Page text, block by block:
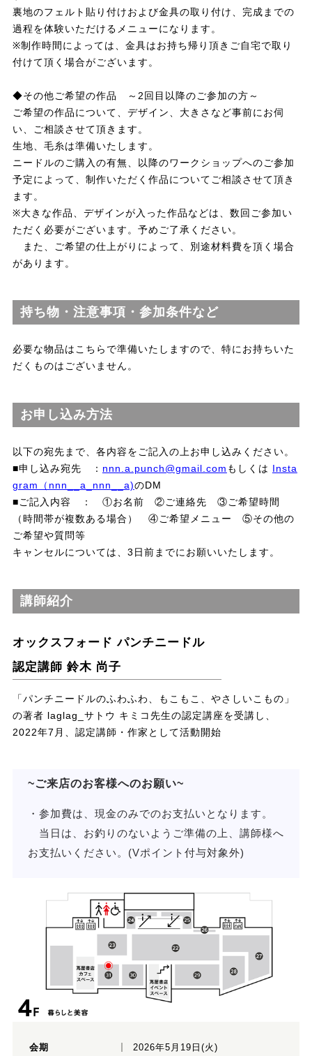
裏地のフェルト貼り付けおよび金具の取り付け、完成までの
過程を体験いただけるメニューになります。
※制作時間によっては、金具はお持ち帰り頂きご自宅で取り
付けて頂く場合がございます。
◆その他ご希望の作品 ～2回目以降のご参加の方～
ご希望の作品について、デザイン、大きさなど事前にお伺
い、ご相談させて頂きます。
生地、毛糸は準備いたします。
ニードルのご購入の有無、以降のワークショップへのご参加
予定によって、制作いただく作品についてご相談させて頂き
ます。
※大きな作品、デザインが入った作品などは、数回ご参加い
ただく必要がございます。予めご了承ください。
また、ご希望の仕上がりによって、別途材料費を頂く場合
があります。
持ち物・注意事項・参加条件など
必要な物品はこちらで準備いたしますので、特にお持ちいた
だくものはございません。
お申し込み方法
以下の宛先まで、各内容をご記入の上お申し込みください。
■申し込み宛先 ： nnn.a.punch@gmail.com もしくは
Insta
gram（nnn__a_nnn__a)のDM
■ご記入内容 ： ①お名前 ②ご連絡先 ③ご希望時間
（時間帯が複数ある場合） ④ご希望メニュー ⑤その他の
ご希望や質問等
キャンセルについては、3日前までにお願いいたします。
講師紹介
オックスフォード パンチニードル
認定講師 鈴木 尚子
「パンチニードルのふわふわ、もこもこ、やさしいこもの」
の著者 laglag_サトウ キミコ先生の認定講座を受講し、
2022年7月、認定講師・作家として活動開始
~ご来店のお客様へのお願い~
・参加費は、現金のみでのお支払いとなります。
当日は、お釣りのないようご準備の上、講師様へ
お支払いください。(Vポイント付与対象外)
会期 2026年5月19日(火)